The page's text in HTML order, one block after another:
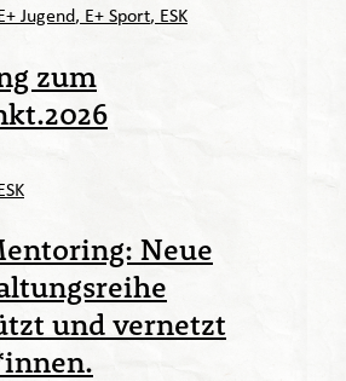
Jugend E+ Sport ESK
zum
Neue
und vernetzt